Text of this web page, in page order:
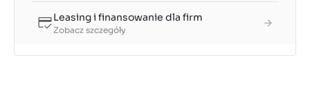
Leasing i finansowanie dla firm
Zobacz szczegóły